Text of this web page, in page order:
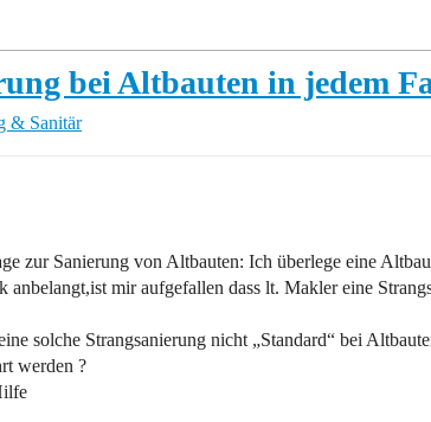
bei Altbauten in jedem
& Sanitär
zur Sanierung von Altbauten: Ich überlege eine
anbelangt,ist mir aufgefallen dass lt. Makler eine
solche Strangsanierung nicht „Standard“ bei
werden ?